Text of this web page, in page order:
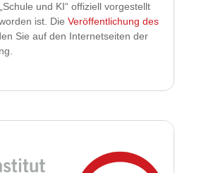
und KI“ offiziell vorgestellt
ist. Die Veröffentlichung des
Sie auf den Internetseiten der